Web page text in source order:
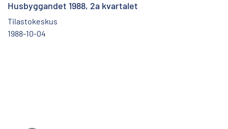
Husbyggandet 1988, 2a kvartalet
Tilastokeskus
1988-10-04